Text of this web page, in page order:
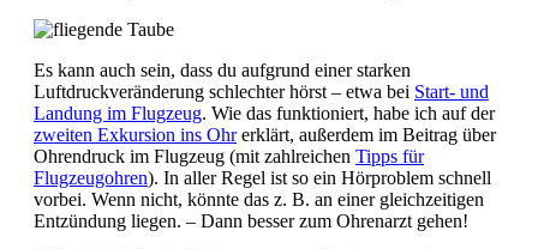
Es kann auch sein, dass du aufgrund einer starken
Luftdruckveränderung schlechter hörst – etwa bei Start- und
Landung im Flugzeug. Wie das funktioniert, habe ich auf der
zweiten Exkursion ins Ohrerklärt, außerdem im Beitrag über
Ohrendruck im Flugzeug (mit zahlreichen Tipps für
Flugzeugohren). In aller Regel ist so ein Hörproblem schnell
vorbei. Wenn nicht, könnte das z. B. an einer gleichzeitigen
Entzündung liegen. – Dann besser zum Ohrenarzt gehen!